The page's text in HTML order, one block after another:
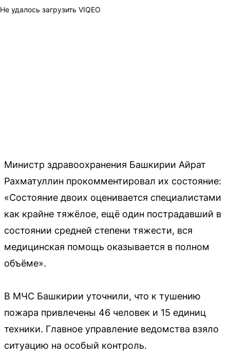
Не удалось загрузить VIQEO
Министр здравоохранения Башкирии Айрат
Рахматуллин прокомментировал их состояние:
«Состояние двоих оценивается специалистами
как крайне тяжёлое, ещё один пострадавший в
состоянии средней степени тяжести, вся
медицинская помощь оказывается в полном
объёме».
В МЧС Башкирии уточнили, что к тушению
пожара привлечены 46 человек и 15 единиц
техники. Главное управление ведомства взяло
ситуацию на особый контроль.